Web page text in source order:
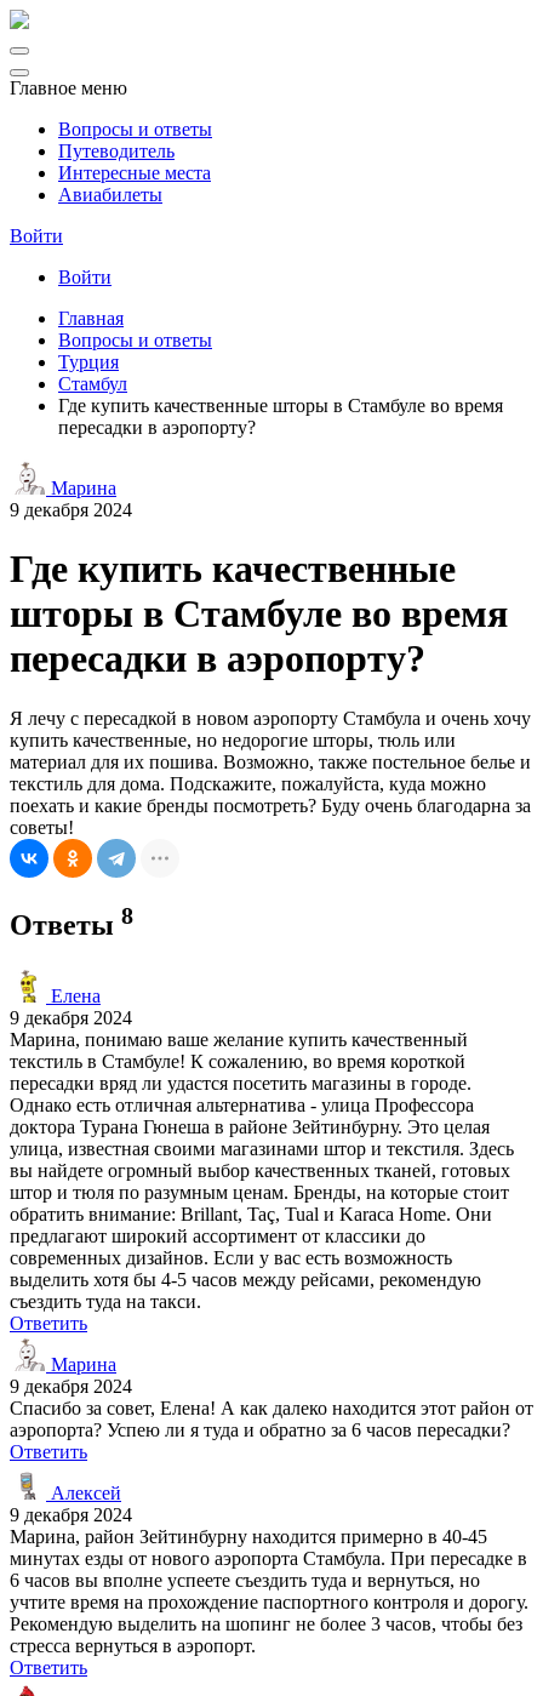
Главное меню
Вопросы и ответы
Путеводитель
Интересные места
Авиабилеты
Войти
Войти
Главная
Вопросы и ответы
Турция
Стамбул
Где купить качественные шторы в Стамбуле во время
пересадки в аэропорту?
Марина
9 декабря 2024
Где купить качественные
шторы в Стамбуле во время
пересадки в аэропорту?
Я лечу с пересадкой в новом аэропорту Стамбула и очень хочу
купить качественные, но недорогие шторы, тюль или
материал для их пошива. Возможно, также постельное белье и
текстиль для дома. Подскажите, пожалуйста, куда можно
поехать и какие бренды посмотреть? Буду очень благодарна за
советы!
Ответы 8
Елена
9 декабря 2024
Марина, понимаю ваше желание купить качественный
текстиль в Стамбуле! К сожалению, во время короткой
пересадки вряд ли удастся посетить магазины в городе.
Однако есть отличная альтернатива - улица Профессора
доктора Турана Гюнеша в районе Зейтинбурну. Это целая
улица, известная своими магазинами штор и текстиля. Здесь
вы найдете огромный выбор качественных тканей, готовых
штор и тюля по разумным ценам. Бренды, на которые стоит
обратить внимание: Brillant, Taç, Tual и Karaca Home. Они
предлагают широкий ассортимент от классики до
современных дизайнов. Если у вас есть возможность
выделить хотя бы 4-5 часов между рейсами, рекомендую
съездить туда на такси.
Ответить
Марина
9 декабря 2024
Спасибо за совет, Елена! А как далеко находится этот район от
аэропорта? Успею ли я туда и обратно за 6 часов пересадки?
Ответить
Алексей
9 декабря 2024
Марина, район Зейтинбурну находится примерно в 40-45
минутах езды от нового аэропорта Стамбула. При пересадке в
6 часов вы вполне успеете съездить туда и вернуться, но
учтите время на прохождение паспортного контроля и дорогу.
Рекомендую выделить на шопинг не более 3 часов, чтобы без
стресса вернуться в аэропорт.
Ответить